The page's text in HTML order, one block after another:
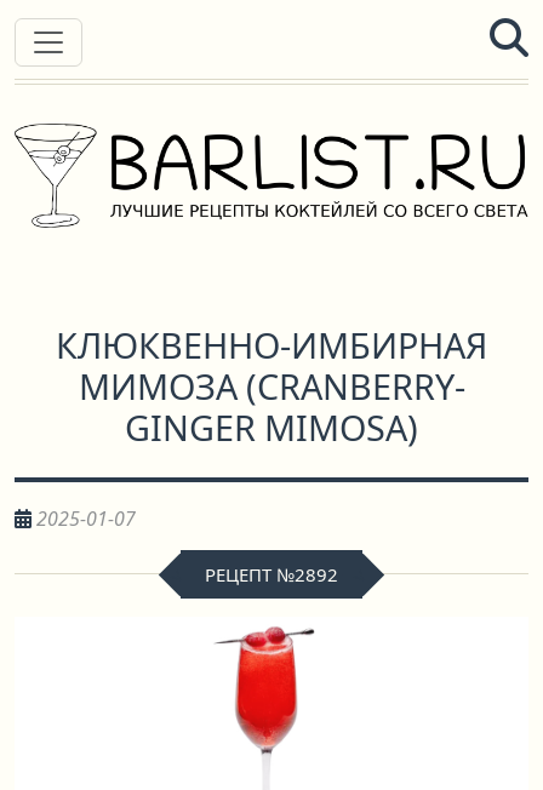
КЛЮКВЕННО-ИМБИРНАЯ
МИМОЗА(CRANBERRY-
GINGER MIMOSA)
2025-01-07
РЕЦЕПТ №2892